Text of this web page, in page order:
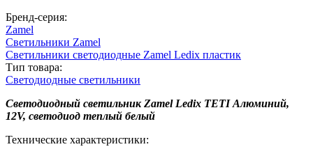
Бренд-серия:
Zamel
Светильники Zamel
Светильники светодиодные Zamel Ledix пластик
Тип товара:
Светодиодные светильники
Светодиодный светильник Zamel Ledix TETI Алюминий,
12V, светодиод теплый белый
Технические характеристики: